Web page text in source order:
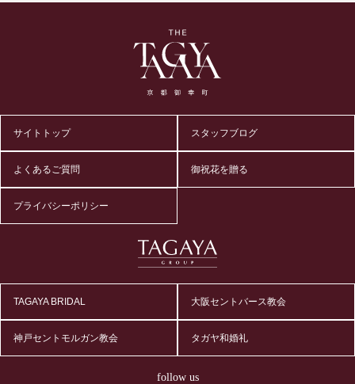
サイトトップ スタッフブログ
よくあるご質問 御祝花を贈る
プライバシーポリシー
TAGAYA BRIDAL 大阪セントバース教会
神戸セントモルガン教会 タガヤ和婚礼
follow us